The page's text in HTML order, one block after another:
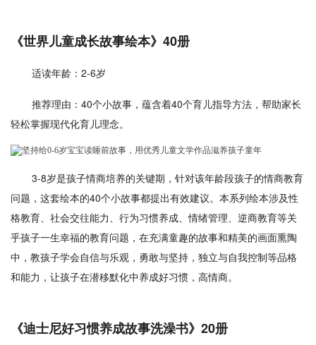
《世界儿童成长故事绘本》40册
适读年龄：2-6岁
推荐理由：40个小故事，蕴含着40个育儿指导方法，帮助家长
轻松掌握现代化育儿理念。
3-8岁是孩子情商培养的关键期，针对该年龄段孩子的情商教育
问题，这套绘本的40个小故事都提出有效建议。本系列绘本涉及性
格教育、社会交往能力、行为习惯养成、情绪管理、逆商教育等关
乎孩子一生幸福的教育问题，在充满童趣的故事和精美的画面熏陶
中，教孩子学会自信与乐观，勇敢与坚持，独立与自我控制等品格
和能力，让孩子在潜移默化中养成好习惯，高情商。
《迪士尼好习惯养成故事洗澡书》20册